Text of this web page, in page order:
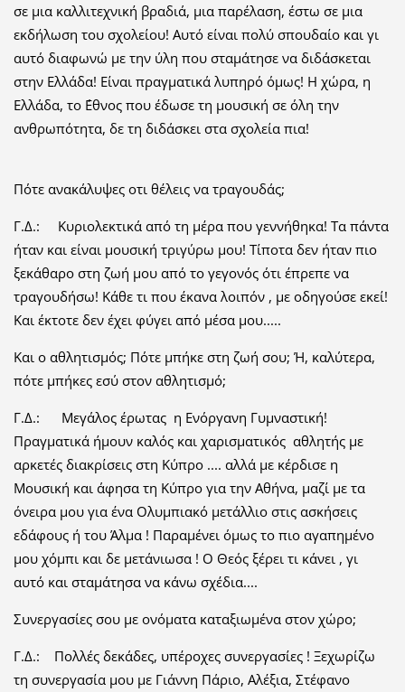
σε μια καλλιτεχνική βραδιά, μια παρέλαση, έστω σε μια
εκδήλωση του σχολείου! Αυτό είναι πολύ σπουδαίο και γι
αυτό διαφωνώ με την ύλη που σταμάτησε να διδάσκεται
στην Ελλάδα! Είναι πραγματικά λυπηρό όμως! Η χώρα, η
Ελλάδα, το ΄Εθνος που έδωσε τη μουσική σε όλη την
ανθρωπότητα, δε τη διδάσκει στα σχολεία πια!
Πότε ανακάλυψες οτι θέλεις να τραγουδάς;
Γ.Δ.: Κυριολεκτικά από τη μέρα που γεννήθηκα! Τα πάντα
ήταν και είναι μουσική τριγύρω μου! Τίποτα δεν ήταν πιο
ξεκάθαρο στη ζωή μου από το γεγονός ότι έπρεπε να
τραγουδήσω! Κάθε τι που έκανα λοιπόν , με οδηγούσε εκεί!
Και έκτοτε δεν έχει φύγει από μέσα μου.....
Και ο αθλητισμός; Πότε μπήκε στη ζωή σου; Ή, καλύτερα,
πότε μπήκες εσύ στον αθλητισμό;
Γ.Δ.: Μεγάλος έρωτας η Ενόργανη Γυμναστική!
Πραγματικά ήμουν καλός και χαρισματικός αθλητής με
αρκετές διακρίσεις στη Κύπρο .... αλλά με κέρδισε η
Μουσική και άφησα τη Κύπρο για την Αθήνα, μαζί με τα
όνειρα μου για ένα Ολυμπιακό μετάλλιο στις ασκήσεις
εδάφους ή του Άλμα ! Παραμένει όμως το πιο αγαπημένο
μου χόμπι και δε μετάνιωσα ! Ο Θεός ξέρει τι κάνει , γι
αυτό και σταμάτησα να κάνω σχέδια....
Συνεργασίες σου με ονόματα καταξιωμένα στον χώρο;
Γ.Δ.: Πολλές δεκάδες, υπέροχες συνεργασίες ! Ξεχωρίζω
τη συνεργασία μου με Γιάννη Πάριο, Αλέξια, Στέφανο